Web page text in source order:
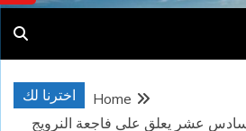
اخترنا لك
Home
عشر يعلق على فاجعة النرويج